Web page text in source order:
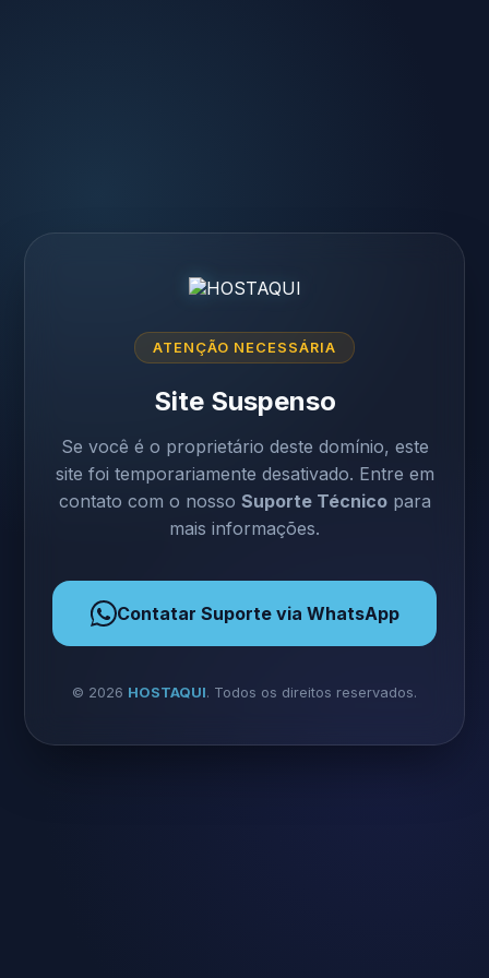
ATENÇÃO NECESSÁRIA
Site Suspenso
Se você é o proprietário deste domínio, este
site foi temporariamente desativado. Entre em
contato com o nosso Suporte Técnicopara
mais informações.
Contatar Suporte via WhatsApp
© 2026 HOSTAQUI. Todos os direitos reservados.